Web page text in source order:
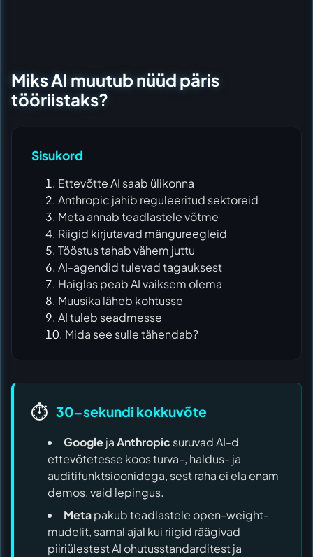
Miks AI muutub nüüd päris
tööriistaks?
Sisukord
Ettevõtte AI saab ülikonna
Anthropic jahib reguleeritud sektoreid
Meta annab teadlastele võtme
Riigid kirjutavad mängureegleid
Tööstus tahab vähem juttu
AI-agendid tulevad tagauksest
Haiglas peab AI vaiksem olema
Muusika läheb kohtusse
AI tuleb seadmesse
Mida see sulle tähendab?
⏱️ 30-sekundi kokkuvõte
GooglejaAnthropic suruvad AI-d
ettevõtetesse koos turva-, haldus- ja
auditifunktsioonidega, sest raha ei ela enam
demos, vaid lepingus.
Metapakub teadlastele open-weight-
mudelit, samal ajal kui riigid räägivad
piiriülestest AI ohutusstandarditest ja